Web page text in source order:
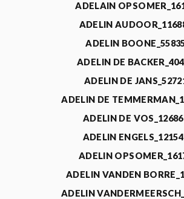
ADELAIN
ADELIN
ADELIN
ADELIN DE
ADELIN DE
ADELIN DE
ADELIN DE
ADELIN
ADELIN
ADELIN VANDEN
ADELIN